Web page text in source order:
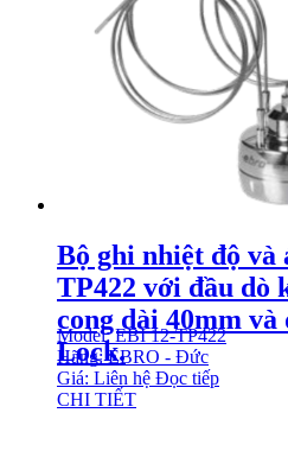
Bộ ghi nhiệt độ và
TP422 với đầu dò
cong dài 40mm
Lock.
Model: EBI 12-TP422
Hãng: EBRO - Đức
Giá: Liên hệ Đọc tiếp
CHI TIẾT